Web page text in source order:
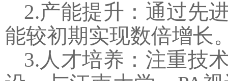
2.产能提升：通过先
能较初期实现数倍增长
3.人才培养：注重技